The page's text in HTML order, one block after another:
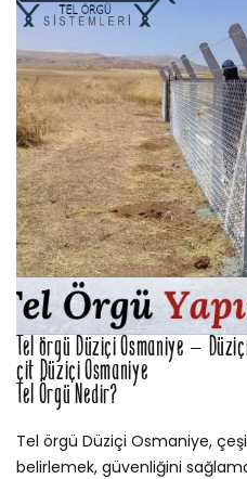
Tel örgü Düziçi Osmaniye –
çit Düziçi Osmaniye
Tel Örgü Nedir?
Tel örgü Düziçi Osmaniye,
belirlemek, güvenliğini